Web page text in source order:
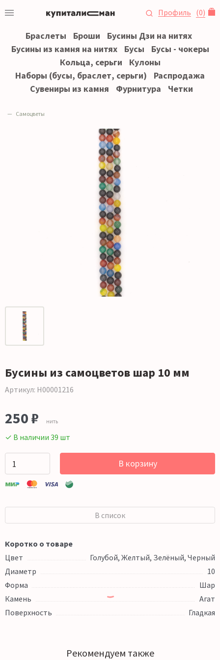
Профиль (0)
Браслеты Броши
Бусины Дзи на нитях
Бусины из камня на нитях
Бусы
Бусы - чокеры
Кольца, серьги
Кулоны
Наборы (бусы, браслет, серьги)
Распродажа
Сувениры из камня
Фурнитура Четки
Самоцветы
Бусины из самоцветов шар 10 мм
Артикул: Н00001216
250 ₽ нить
✓ В наличии 39 шт
В корзину
В список
Коротко о товаре
Цвет
Голубой, Желтый, Зелёный, Черный
Диаметр
10
Форма
Шар
Камень
Агат
Поверхность
Гладкая
Рекомендуем также